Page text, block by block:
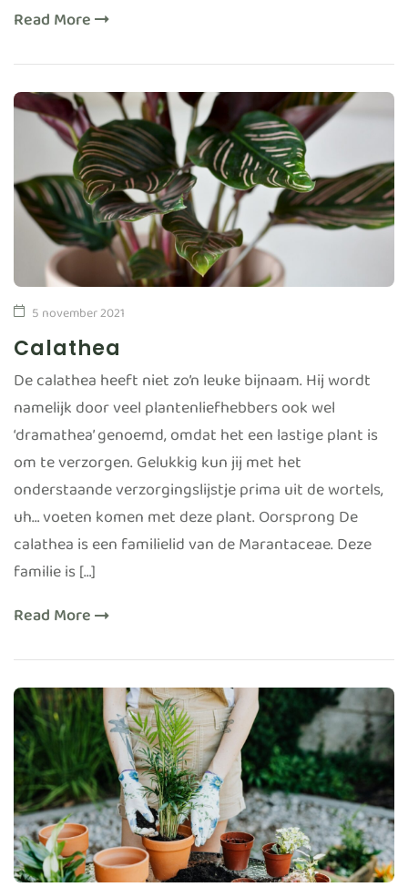
Read More
5 november 2021
Calathea
De calathea heeft niet zo’n leuke bijnaam. Hij wordt
namelijk door veel plantenliefhebbers ook wel
‘dramathea’ genoemd, omdat het een lastige plant is
om te verzorgen. Gelukkig kun jij met het
onderstaande verzorgingslijstje prima uit de wortels,
uh… voeten komen met deze plant. Oorsprong De
calathea is een familielid van de Marantaceae. Deze
familie is […]
Read More